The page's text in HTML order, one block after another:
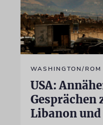
WASHINGTON/ROM
USA:
Gesprächen
Libanon